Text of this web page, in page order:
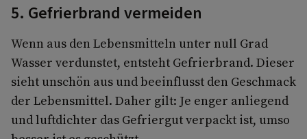
5. Gefrierbrand vermeiden
Wenn aus den Lebensmitteln unter null Grad
Wasser verdunstet, entsteht Gefrierbrand. Dieser
sieht unschön aus und beeinflusst den Geschmack
der Lebensmittel. Daher gilt: Je enger anliegend
und luftdichter das Gefriergut verpackt ist, umso